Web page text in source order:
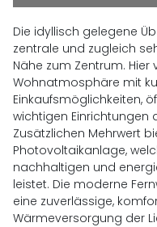
Die idyllisch gelegene
zentrale und zugleich
Nähe zum Zentrum.
Wohnatmosphäre mit
Einkaufsmöglichkeiten,
wichtigen Einrichtungen
Zusätzlichen Mehrwert
Photovoltaikanlage,
nachhaltigen und
leistet. Die moderne
eine zuverlässige,
Wärmeversorgung der